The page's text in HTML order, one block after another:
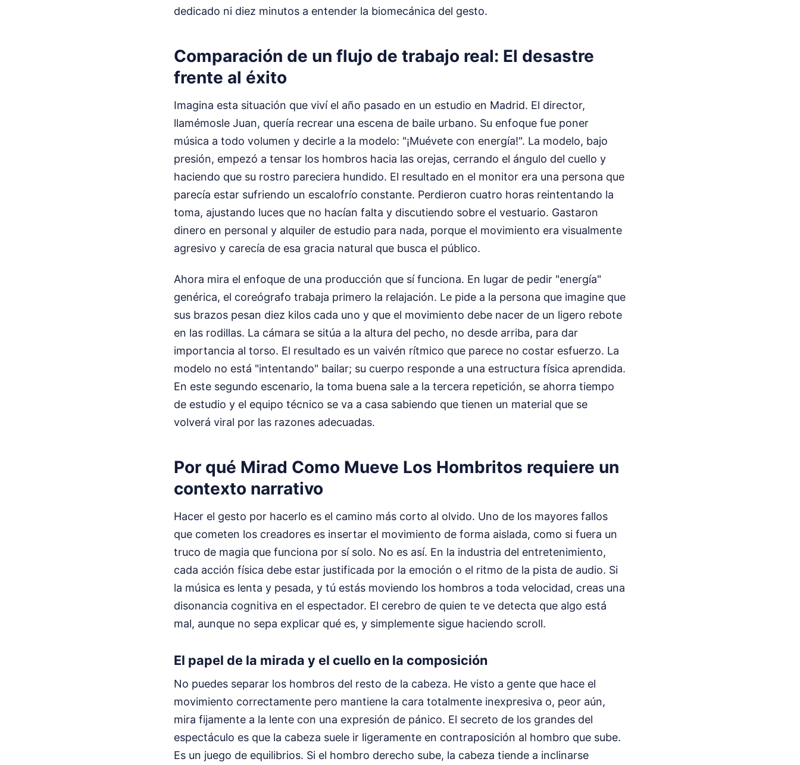
dedicado ni diez minutos a entender la biomecánica del gesto.
Comparación de un flujo de trabajo real: El desastre
frente al éxito
Imagina esta situación que viví el año pasado en un estudio en Madrid. El director,
llamémosle Juan, quería recrear una escena de baile urbano. Su enfoque fue poner
música a todo volumen y decirle a la modelo: "¡Muévete con energía!". La modelo, bajo
presión, empezó a tensar los hombros hacia las orejas, cerrando el ángulo del cuello y
haciendo que su rostro pareciera hundido. El resultado en el monitor era una persona que
parecía estar sufriendo un escalofrío constante. Perdieron cuatro horas reintentando la
toma, ajustando luces que no hacían falta y discutiendo sobre el vestuario. Gastaron
dinero en personal y alquiler de estudio para nada, porque el movimiento era visualmente
agresivo y carecía de esa gracia natural que busca el público.
Ahora mira el enfoque de una producción que sí funciona. En lugar de pedir "energía"
genérica, el coreógrafo trabaja primero la relajación. Le pide a la persona que imagine que
sus brazos pesan diez kilos cada uno y que el movimiento debe nacer de un ligero rebote
en las rodillas. La cámara se sitúa a la altura del pecho, no desde arriba, para dar
importancia al torso. El resultado es un vaivén rítmico que parece no costar esfuerzo. La
modelo no está "intentando" bailar; su cuerpo responde a una estructura física aprendida.
En este segundo escenario, la toma buena sale a la tercera repetición, se ahorra tiempo
de estudio y el equipo técnico se va a casa sabiendo que tienen un material que se
volverá viral por las razones adecuadas.
Por qué Mirad Como Mueve Los Hombritos requiere un
contexto narrativo
Hacer el gesto por hacerlo es el camino más corto al olvido. Uno de los mayores fallos
que cometen los creadores es insertar el movimiento de forma aislada, como si fuera un
truco de magia que funciona por sí solo. No es así. En la industria del entretenimiento,
cada acción física debe estar justificada por la emoción o el ritmo de la pista de audio. Si
la música es lenta y pesada, y tú estás moviendo los hombros a toda velocidad, creas una
disonancia cognitiva en el espectador. El cerebro de quien te ve detecta que algo está
mal, aunque no sepa explicar qué es, y simplemente sigue haciendo scroll.
El papel de la mirada y el cuello en la composición
No puedes separar los hombros del resto de la cabeza. He visto a gente que hace el
movimiento correctamente pero mantiene la cara totalmente inexpresiva o, peor aún,
mira fijamente a la lente con una expresión de pánico. El secreto de los grandes del
espectáculo es que la cabeza suele ir ligeramente en contraposición al hombro que sube.
Es un juego de equilibrios. Si el hombro derecho sube, la cabeza tiende a inclinarse